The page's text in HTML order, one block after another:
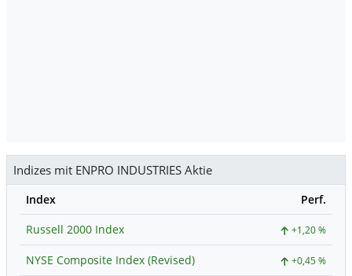
Indizes mit ENPRO INDUSTRIES Aktie
Index
Perf.
Russell 2000 Index
+1,20 %
NYSE Composite Index (Revised) +0,45 %